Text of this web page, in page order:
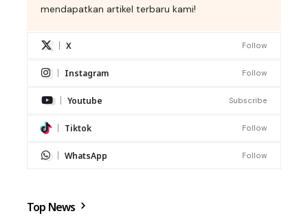
mendapatkan artikel terbaru kami!
X Follow
Instagram Follow
Youtube Subscribe
Tiktok Follow
WhatsApp Follow
Top News